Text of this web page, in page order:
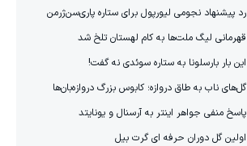
رد پیشنهاد نجومی لیورپول برای ستاره پاری‌سن‌ژرمن
قهرمانی لیگ ملت‌ها به کام لهستان تلخ شد
این بار بارسلونا به ستاره سوئدی نه گفت!
گل‌های ناب به طاق دروازه؛ کابوس بزرگ دروازه‌بان‌ها
پاسخ منفی جواهر اینتر به آرسنال و یونایتد
اولین گل دوران حرفه ای گرت بیل